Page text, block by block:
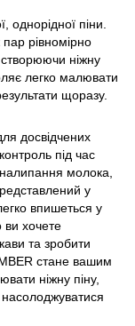
однорідної піни.
пар рівномірно
ніжну
легко малювати
щоразу.
досвідчених
під час
молока,
у
впишеться у
ви хочете
та зробити
стане вашим
ніжну піну,